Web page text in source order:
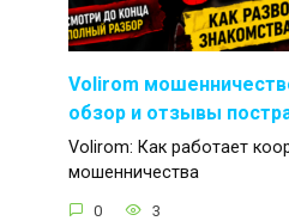
Volirom
обзор и отзывы
Volirom: Как работает
мошенничества
0 3